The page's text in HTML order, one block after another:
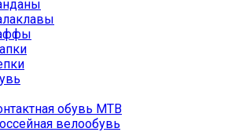
обувь MTB
велообувь